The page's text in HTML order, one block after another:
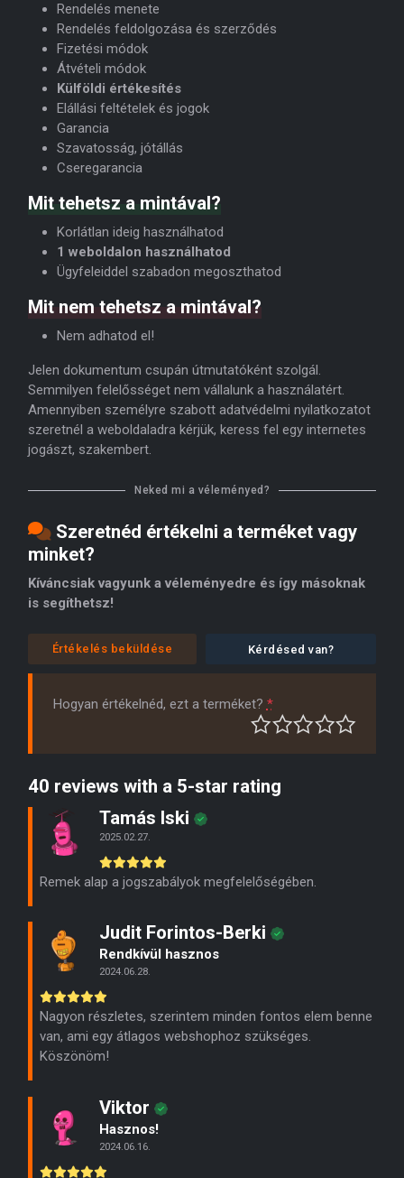
Rendelés menete
Rendelés feldolgozása és szerződés
Fizetési módok
Átvételi módok
Külföldi értékesítés
Elállási feltételek és jogok
Garancia
Szavatosság, jótállás
Cseregarancia
Mit tehetsz a mintával?
Korlátlan ideig használhatod
1 weboldalon használhatod
Ügyfeleiddel szabadon megoszthatod
Mit nem tehetsz a mintával?
Nem adhatod el!
Jelen dokumentum csupán útmutatóként szolgál.
Semmilyen felelősséget nem vállalunk a használatért.
Amennyiben személyre szabott adatvédelmi nyilatkozatot
szeretnél a weboldaladra kérjük, keress fel egy internetes
jogászt, szakembert.
Neked mi a véleményed?
Szeretnéd értékelni a terméket vagy
minket?
Kíváncsiak vagyunk a véleményedre és így másoknak
is segíthetsz!
Értékelés beküldése Kérdésed van?
Hogyan értékelnéd, ezt a terméket? *
40 reviews with a 5-star rating
Tamás Iski
2025.02.27.
Remek alap a jogszabályok megfelelőségében.
Judit Forintos-Berki
Rendkívül hasznos
2024.06.28.
Nagyon részletes, szerintem minden fontos elem benne
van, ami egy átlagos webshophoz szükséges.
Köszönöm!
Viktor
Hasznos!
2024.06.16.